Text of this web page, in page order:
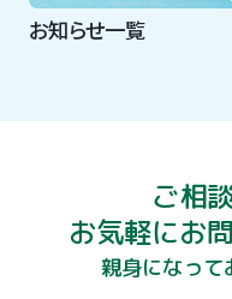
お知らせ一覧
ご相
お気軽にお
親身になって